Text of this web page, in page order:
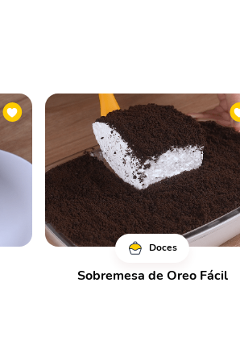
Doces
Sobremesa de Oreo Fácil